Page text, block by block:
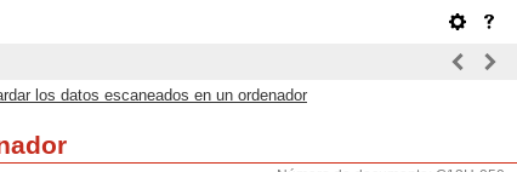
los datos escaneados en un ordenador